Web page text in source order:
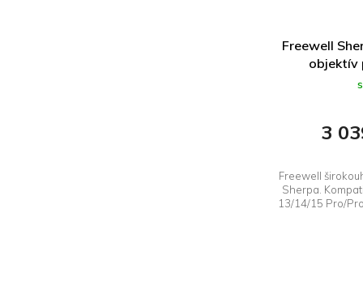
Freewell
objektív
3
Freewell
Sherpa.
13/14/15 Pro/